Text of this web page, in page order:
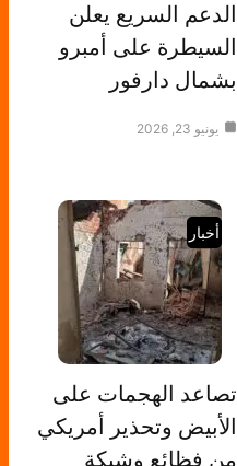
الدعم السريع يعلن
السيطرة على أمبرو
بشمال دارفور
يونيو 23, 2026
أخبار
تصاعد الهجمات على
الأبيض وتحذير أمريكي
من فظائع وشيكة